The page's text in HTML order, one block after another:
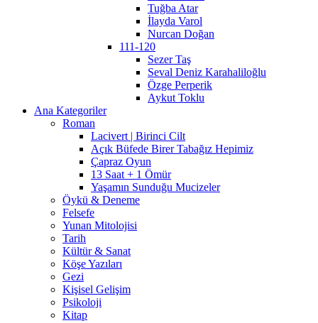
Tuğba Atar
İlayda Varol
Nurcan Doğan
111-120
Sezer Taş
Seval Deniz Karahaliloğlu
Özge Perperik
Aykut Toklu
Ana Kategoriler
Roman
Lacivert | Birinci Cilt
Açık Büfede Birer Tabağız Hepimiz
Çapraz Oyun
13 Saat + 1 Ömür
Yaşamın Sunduğu Mucizeler
Öykü & Deneme
Felsefe
Yunan Mitolojisi
Tarih
Kültür & Sanat
Köşe Yazıları
Gezi
Kişisel Gelişim
Psikoloji
Kitap